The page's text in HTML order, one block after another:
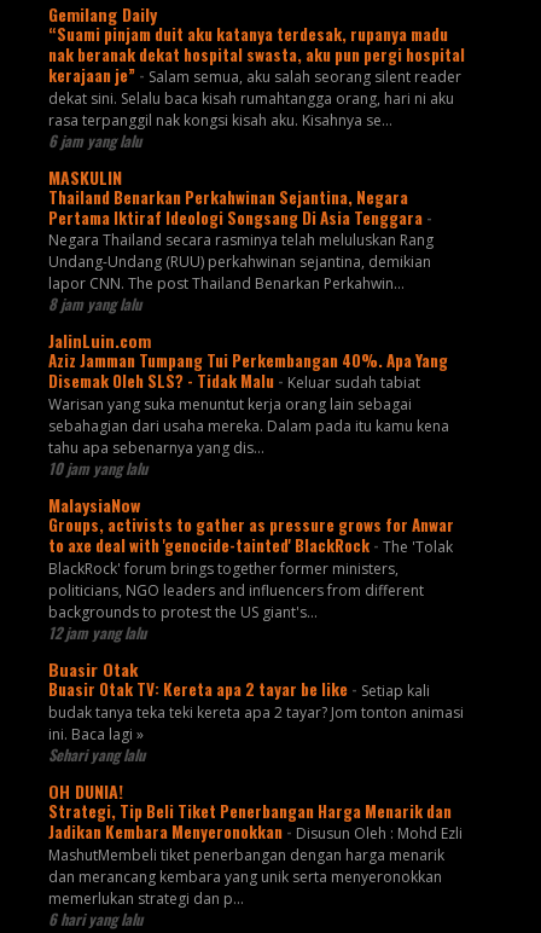
Gemilang Daily
“Suami pinjam duit aku katanya terdesak, rupanya madu
nak beranak dekat hospital swasta, aku pun pergi hospital
kerajaan je” - Salam semua, aku salah seorang silent reader
dekat sini. Selalu baca kisah rumahtangga orang, hari ni aku
rasa terpanggil nak kongsi kisah aku. Kisahnya se...
6 jam yang lalu
MASKULIN
Thailand Benarkan Perkahwinan Sejantina, Negara
Pertama Iktiraf Ideologi Songsang Di Asia Tenggara -
Negara Thailand secara rasminya telah meluluskan Rang
Undang-Undang (RUU) perkahwinan sejantina, demikian
lapor CNN. The post Thailand Benarkan Perkahwin...
8 jam yang lalu
JalinLuin.com
Aziz Jamman Tumpang Tui Perkembangan 40%. Apa Yang
Disemak Oleh SLS? - Tidak Malu - Keluar sudah tabiat
Warisan yang suka menuntut kerja orang lain sebagai
sebahagian dari usaha mereka. Dalam pada itu kamu kena
tahu apa sebenarnya yang dis...
10 jam yang lalu
MalaysiaNow
Groups, activists to gather as pressure grows for Anwar
to axe deal with 'genocide-tainted' BlackRock - The 'Tolak
BlackRock' forum brings together former ministers,
politicians, NGO leaders and influencers from different
backgrounds to protest the US giant's...
12 jam yang lalu
Buasir Otak
Buasir Otak TV: Kereta apa 2 tayar be like - Setiap kali
budak tanya teka teki kereta apa 2 tayar? Jom tonton animasi
ini. Baca lagi »
Sehari yang lalu
OH DUNIA!
Strategi, Tip Beli Tiket Penerbangan Harga Menarik dan
Jadikan Kembara Menyeronokkan - Disusun Oleh : Mohd Ezli
MashutMembeli tiket penerbangan dengan harga menarik
dan merancang kembara yang unik serta menyeronokkan
memerlukan strategi dan p...
6 hari yang lalu